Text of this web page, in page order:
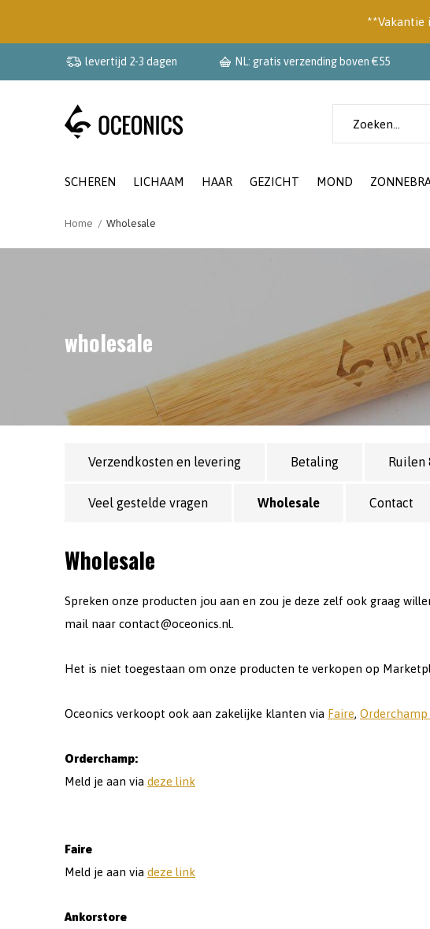
SCHEREN LICHAAM HAAR GEZICHT MOND
levertijd 2-3 dagen NL: gratis verzending boven €55
**Vakantie
Home Wholesale
wholesale
Verzendkosten en levering Betaling Ruilen
Veel gestelde vragen Wholesale Contact
Wholesale
Spreken onze producten jou aan en zou je deze zelf ook graag
mail naar contact@oceonics.nl
Het is niet toegestaan om onze producten te verkopen op
Oceonics verkoopt ook aan zakelijke klanten via Faire, Orderchamp
Orderchamp:
Meld je aan via deze link
Faire
Meld je aan via deze link
Ankorstore